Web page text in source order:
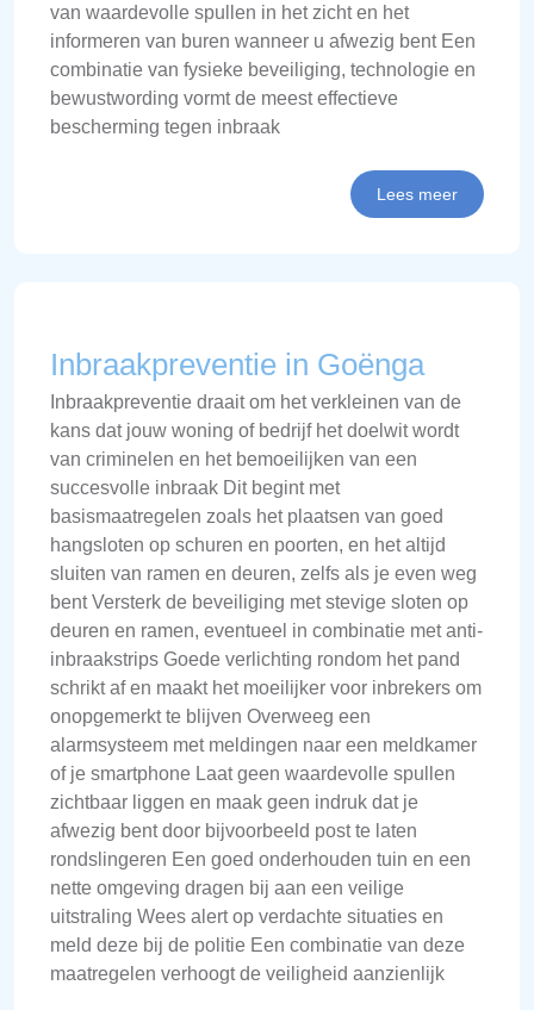
van waardevolle spullen in het zicht en het
informeren van buren wanneer u afwezig bent Een
combinatie van fysieke beveiliging, technologie en
bewustwording vormt de meest effectieve
bescherming tegen inbraak
Lees meer
Inbraakpreventie in Goënga
Inbraakpreventie draait om het verkleinen van de
kans dat jouw woning of bedrijf het doelwit wordt
van criminelen en het bemoeilijken van een
succesvolle inbraak Dit begint met
basismaatregelen zoals het plaatsen van goed
hangsloten op schuren en poorten, en het altijd
sluiten van ramen en deuren, zelfs als je even weg
bent Versterk de beveiliging met stevige sloten op
deuren en ramen, eventueel in combinatie met anti-
inbraakstrips Goede verlichting rondom het pand
schrikt af en maakt het moeilijker voor inbrekers om
onopgemerkt te blijven Overweeg een
alarmsysteem met meldingen naar een meldkamer
of je smartphone Laat geen waardevolle spullen
zichtbaar liggen en maak geen indruk dat je
afwezig bent door bijvoorbeeld post te laten
rondslingeren Een goed onderhouden tuin en een
nette omgeving dragen bij aan een veilige
uitstraling Wees alert op verdachte situaties en
meld deze bij de politie Een combinatie van deze
maatregelen verhoogt de veiligheid aanzienlijk